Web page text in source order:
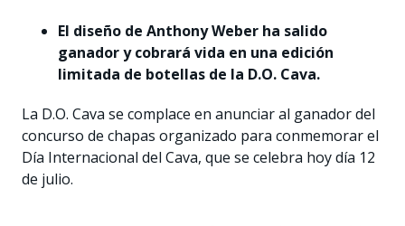
El diseño de Anthony Weber ha salido
ganador y cobrará vida en una edición
limitada de botellas de la D.O. Cava.
La D.O. Cava se complace en anunciar al ganador del
concurso de chapas organizado para conmemorar el
Día Internacional del Cava, que se celebra hoy día 12
de julio.